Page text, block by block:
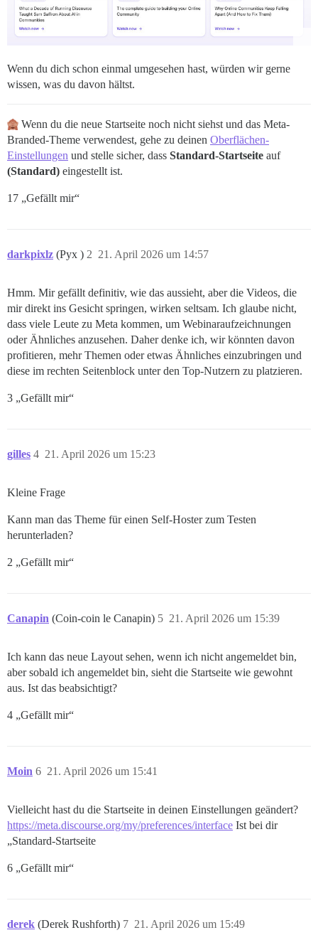
Wenn du dich schon einmal umgesehen hast, würden wir gerne
wissen, was du davon hältst.
Wenn du die neue Startseite noch nicht siehst und das Meta-
Branded-Theme verwendest, gehe zu deinen Oberflächen-
Einstellungen und stelle sicher, dass Standard-Startseite auf
(Standard) eingestellt ist.
17 „Gefällt mir“
darkpixlz (Pyx ) 21. April 2026 um 14:57
2
Hmm. Mir gefällt definitiv, wie das aussieht, aber die Videos, die
mir direkt ins Gesicht springen, wirken seltsam. Ich glaube nicht,
dass viele Leute zu Meta kommen, um Webinaraufzeichnungen
oder Ähnliches anzusehen. Daher denke ich, wir könnten davon
profitieren, mehr Themen oder etwas Ähnliches einzubringen und
diese im rechten Seitenblock unter den Top-Nutzern zu platzieren.
3 „Gefällt mir“
gilles 21. April 2026 um 15:23
4
Kleine Frage
Kann man das Theme für einen Self-Hoster zum Testen
herunterladen?
2 „Gefällt mir“
Canapin (Coin-coin le Canapin) 21. April 2026 um 15:39
5
Ich kann das neue Layout sehen, wenn ich nicht angemeldet bin,
aber sobald ich angemeldet bin, sieht die Startseite wie gewohnt
aus. Ist das beabsichtigt?
4 „Gefällt mir“
Moin 21. April 2026 um 15:41
6
Vielleicht hast du die Startseite in deinen Einstellungen geändert?
https://meta.discourse.org/my/preferences/interface Ist bei dir
„Standard-Startseite
6 „Gefällt mir“
derek (Derek Rushforth) 21. April 2026 um 15:49
7